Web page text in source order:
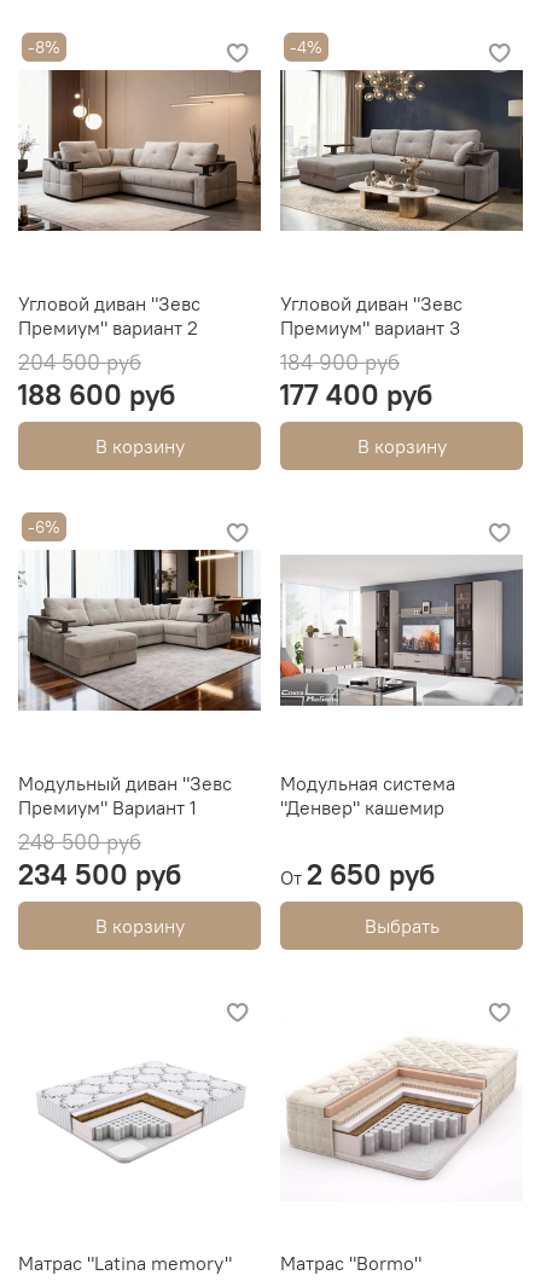
-8%
Угловой диван "Зевс
Премиум" вариант 2
204 500 руб
188 600 руб
В корзину
-4%
Угловой диван "Зевс
Премиум" вариант 3
184 900 руб
177 400 руб
В корзину
-6%
Модульный диван "Зевс
Премиум" Вариант 1
248 500 руб
234 500 руб
В корзину
Модульная система
"Денвер" кашемир
От 2 650 руб
Выбрать
Матрас "Latina memory" Матрас "Bormo"